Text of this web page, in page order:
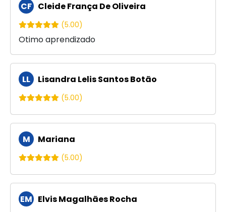
CF Cleide França De Oliveira
(5.00)
Otimo aprendizado
LL Lisandra Lelis Santos Botão
(5.00)
M Mariana
(5.00)
EM Elvis Magalhães Rocha